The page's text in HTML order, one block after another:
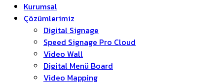
Kurumsal
Çözümlerimiz
Digital Signage
Speed Signage Pro Cloud
Video Wall
Digital Menü Board
Video Mapping